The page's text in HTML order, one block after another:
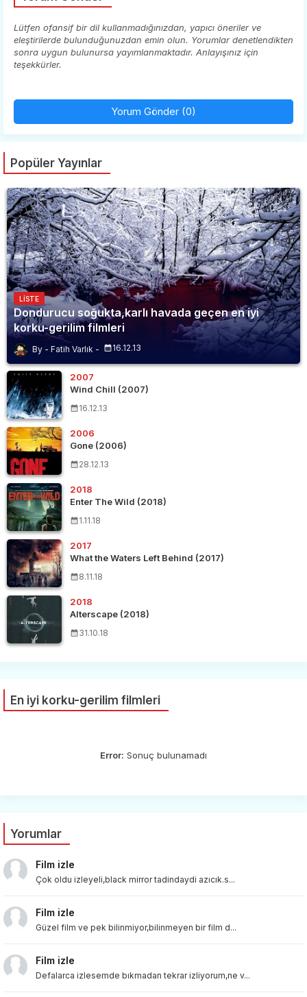
Lütfen ofansif bir dil kullanmadığınızdan, yapıcı öneriler ve
eleştirilerde bulunduğunuzdan emin olun. Yorumlar denetlendikten
sonra uygun bulunursa yayımlanmaktadır. Anlayışınız için
teşekkürler.
Yorum Gönder (0)
Popüler Yayınlar
LISTE
Dondurucu soğukta,karlı havada geçen en iyi
korku-gerilim filmleri
Fatih Varlık 16.12.13
2007
Wind Chill (2007)
16.12.13
2006
Gone (2006)
28.12.13
2018
Enter The Wild (2018)
1.11.18
2017
What the Waters Left Behind (2017)
8.11.18
2018
Alterscape (2018)
31.10.18
En iyi korku-gerilim filmleri
Error: Sonuç bulunamadı
Yorumlar
Film izle
Çok oldu izleyeli,black mirror tadindaydi azıcık.s...
Film izle
Güzel film ve pek bilinmiyor,bilinmeyen bir film d...
Film izle
Defalarca izlesemde bıkmadan tekrar izliyorum,ne v...